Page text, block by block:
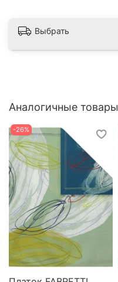
Выбрать
Аналогичные товары
-26%